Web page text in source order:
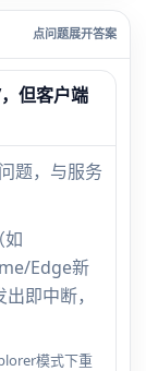
但客户端
题，与服务
如
Edge新
即中断，
模式下重